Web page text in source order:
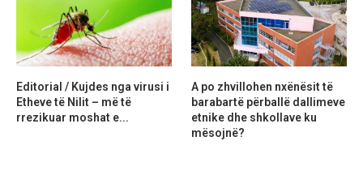
Editorial / Kujdes nga virusi i
Etheve të Nilit – më të
rrezikuar moshat e...
A po zhvillohen nxënësit të
barabartë përballë dallimeve
etnike dhe shkollave ku
mësojnë?